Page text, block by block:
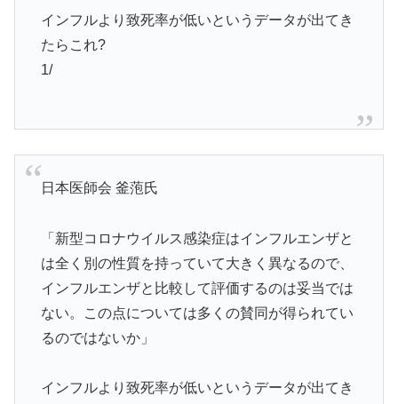
インフルより致死率が低いというデータが出てき
たらこれ?
1/
日本医師会 釜萢氏
「新型コロナウイルス感染症はインフルエンザと
は全く別の性質を持っていて大きく異なるので、
インフルエンザと比較して評価するのは妥当では
ない。この点については多くの賛同が得られてい
るのではないか」
インフルより致死率が低いというデータが出てき